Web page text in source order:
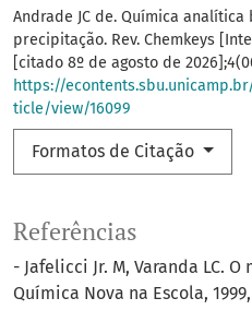
Andrade JC de. Química
precipitação. Rev. Chemkeys
[citado 8º de agosto de
https://
ticle/view/16099
Formatos de Citação
Referências
- Jafelicci Jr. M, Varanda LC.
Química Nova na Escola, 1999,